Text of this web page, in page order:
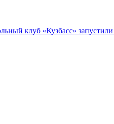
клуб «Кузбасс»